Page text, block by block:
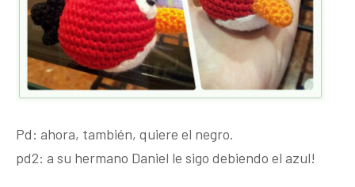
Pd: ahora, también, quiere el negro.
pd2: a su hermano Daniel le sigo debiendo el azul!